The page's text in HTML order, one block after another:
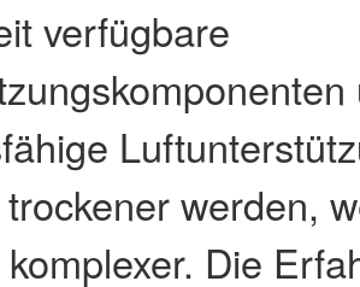
verfügbare
werden,
Die